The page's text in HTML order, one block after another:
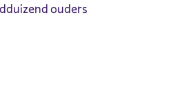
ouders